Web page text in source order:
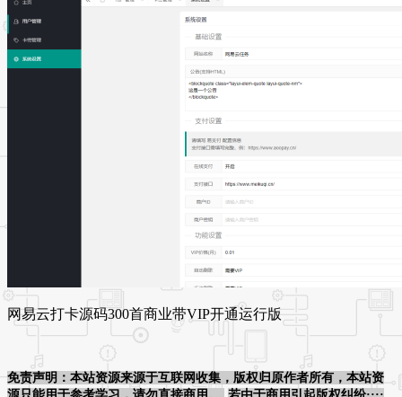
网易云打卡源码300首商业带VIP开通运行版
免责声明：本站资源来源于互联网收集，版权归原作者所有，本站资